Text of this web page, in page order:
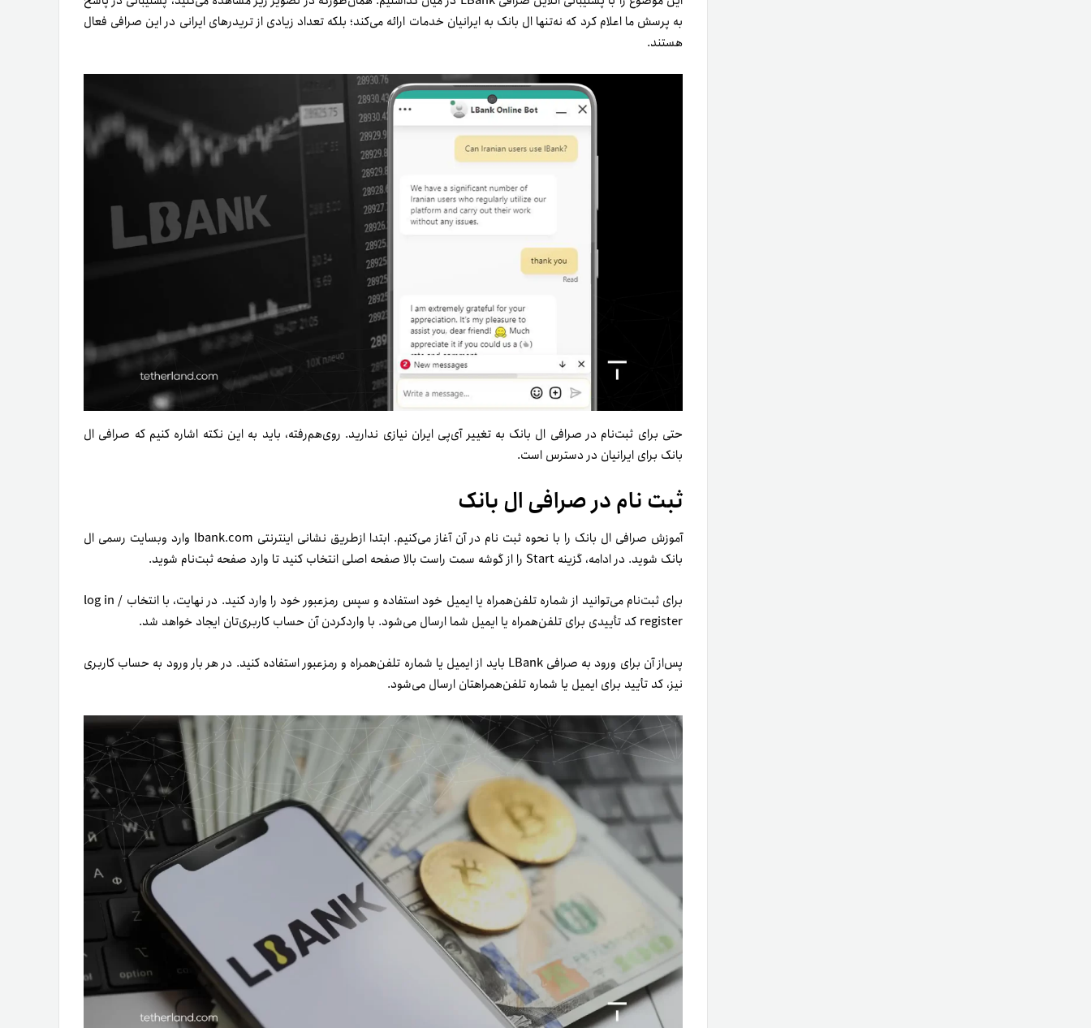
به‌ پرسش ما اعلام کرد که نه‌تنها ال بانک به‌ ایرانیان خدمات ارائه می‌کند؛ بلکه تعداد زیادی از تریدرهای ایرانی در این صرافی فعال
هستند.
حتی برای ثبت‌نام در صرافی ال بانک به تغییر آی‌پی ایران نیازی ندارید. روی‌هم‌رفته، باید به این نکته اشاره کنیم که صرافی ال
بانک برای ایرانیان در دسترس است.
ثبت نام در صرافی ال بانک
آموزش صرافی ال بانک را با نحوه ثبت نام در آن آغاز می‌کنیم. ابتدا از‌طریق نشانی اینترنتی lbank.com وارد وبسایت رسمی ال
بانک شوید. در ادامه، گزینه Start را از گوشه سمت راست بالا صفحه اصلی انتخاب کنید تا وارد صفحه ثبت‌نام شوید.
برای ثبت‌نام می‌توانید از شماره تلفن‌همراه یا ایمیل خود استفاده و سپس رمزعبور خود را وارد کنید. در نهایت، با انتخاب log in /
register کد تأییدی برای تلفن‌همراه یا ایمیل شما ارسال می‌شود. با وارد‌کردن آن حساب کاربری‌تان ایجاد خواهد شد.
پس‌از آن برای ورود به صرافی LBank باید از ایمیل یا شماره تلفن‌همراه و رمز‌عبور استفاده کنید. در هر بار ورود به حساب کاربری
نیز، کد تأیید برای ایمیل یا شماره تلفن‌همراهتان ارسال می‌شود.